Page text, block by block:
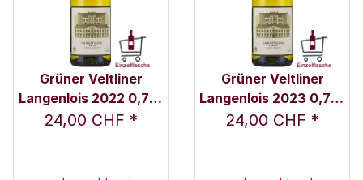
Grüner Veltliner
Langenlois 2022 0,75 l
- Weingut Schloss
24,00 CHF *
Grüner Veltliner
Langenlois 2023 0,75 l
- Weingut Schloss
24,00 CHF *